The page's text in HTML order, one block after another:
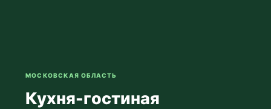
МОСКОВСКАЯ ОБЛАСТЬ
Кухня-гостиная